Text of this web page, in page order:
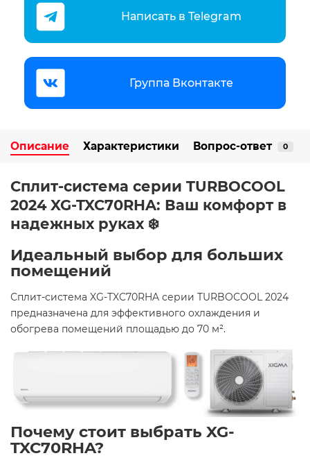
Написать в Telegram
Группа Вконтакте
Описание Характеристики Вопрос-ответ 0
Сплит-система серии TURBOCOOL
2024 XG-TXC70RHA: Ваш комфорт в
надежных руках ❄️
Идеальный выбор для больших
помещений
Сплит-система XG-TXC70RHA серии TURBOCOOL 2024
предназначена для эффективного охлаждения и
обогрева помещений площадью до 70 м².
Почему стоит выбрать XG-
TXC70RHA?